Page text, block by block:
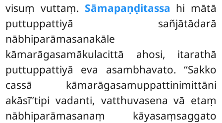
visuṃ vuttaṃ. Sāmapaṇḍitassa hi mātā
puttuppattiyā sañjātādarā
nābhiparāmasanakāle
kāmarāgasamākulacittā ahosi, itarathā
puttuppattiyā eva asambhavato. ‘‘Sakko
cassā kāmarāgasamuppattinimittāni
akāsī’’tipi vadanti, vatthuvasena vā etaṃ
nābhiparāmasanaṃ kāyasaṃsaggato